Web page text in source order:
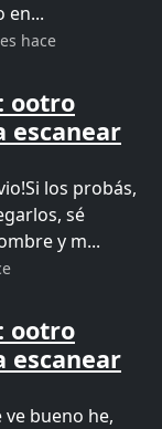
en...
hace
ootro
escanear
los probás,
sé
y m...
ootro
escanear
ve bueno he,